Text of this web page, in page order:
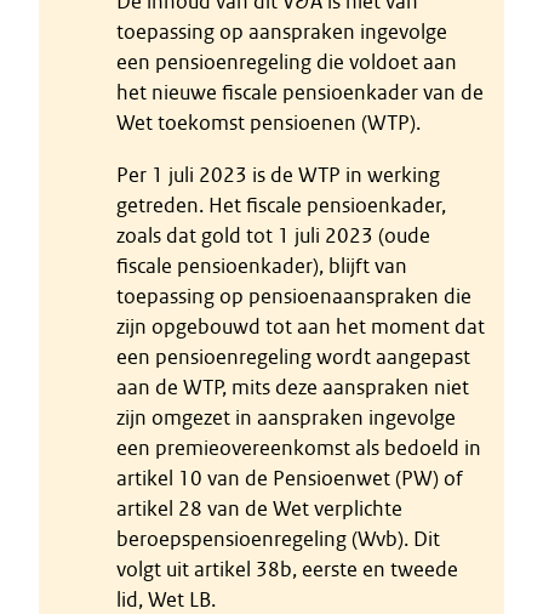
toepassing op aanspraken ingevolge
een pensioenregeling die voldoet aan
het nieuwe fiscale pensioenkader van de
Wet toekomst pensioenen (WTP).
Per 1 juli 2023 is de WTP in werking
getreden. Het fiscale pensioenkader,
zoals dat gold tot 1 juli 2023 (oude
fiscale pensioenkader), blijft van
toepassing op pensioenaanspraken die
zijn opgebouwd tot aan het moment dat
een pensioenregeling wordt aangepast
aan de WTP, mits deze aanspraken niet
zijn omgezet in aanspraken ingevolge
een premieovereenkomst als bedoeld in
artikel 10 van de Pensioenwet (PW) of
artikel 28 van de Wet verplichte
beroepspensioenregeling (Wvb). Dit
volgt uit artikel 38b, eerste en tweede
lid, Wet LB.